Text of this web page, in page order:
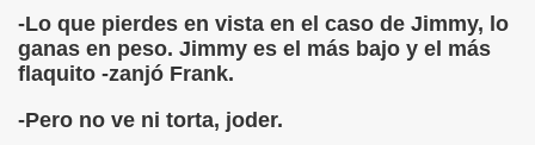
-Lo que pierdes en vista en el caso de Jimmy, lo
ganas en peso. Jimmy es el más bajo y el más
flaquito -zanjó Frank.
-Pero no ve ni torta, joder.
(Rogelio Muñoz Martínez)
la Luz (Alberto Gil)
(Francesc Miñana)